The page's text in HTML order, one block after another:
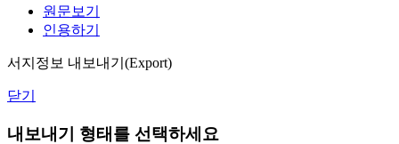
원문보기
인용하기
서지정보 내보내기(Export)
닫기
내보내기 형태를 선택하세요